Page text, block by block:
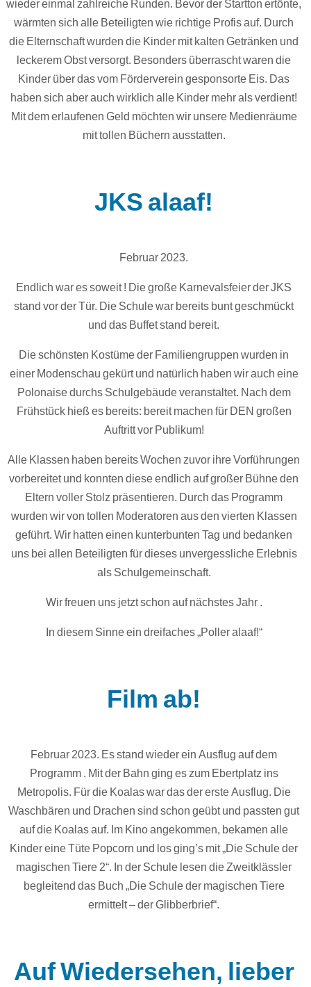
wieder einmal zahlreiche Runden. Bevor der Startton ertönte,
wärmten sich alle Beteiligten wie richtige Profis auf. Durch
die Elternschaft wurden die Kinder mit kalten Getränken und
leckerem Obst versorgt. Besonders überrascht waren die
Kinder über das vom Förderverein gesponsorte Eis. Das
haben sich aber auch wirklich alle Kinder mehr als verdient!
Mit dem erlaufenen Geld möchten wir unsere Medienräume
mit tollen Büchern ausstatten.
JKS alaaf!
Februar 2023.
Endlich war es soweit ! Die große Karnevalsfeier der JKS
stand vor der Tür. Die Schule war bereits bunt geschmückt
und das Buffet stand bereit.
Die schönsten Kostüme der Familiengruppen wurden in
einer Modenschau gekürt und natürlich haben wir auch eine
Polonaise durchs Schulgebäude veranstaltet. Nach dem
Frühstück hieß es bereits: bereit machen für DEN großen
Auftritt vor Publikum!
Alle Klassen haben bereits Wochen zuvor ihre Vorführungen
vorbereitet und konnten diese endlich auf großer Bühne den
Eltern voller Stolz präsentieren. Durch das Programm
wurden wir von tollen Moderatoren aus den vierten Klassen
geführt. Wir hatten einen kunterbunten Tag und bedanken
uns bei allen Beteiligten für dieses unvergessliche Erlebnis
als Schulgemeinschaft.
Wir freuen uns jetzt schon auf nächstes Jahr .
In diesem Sinne ein dreifaches „Poller alaaf!“
Film ab!
Februar 2023. Es stand wieder ein Ausflug auf dem
Programm . Mit der Bahn ging es zum Ebertplatz ins
Metropolis. Für die Koalas war das der erste Ausflug. Die
Waschbären und Drachen sind schon geübt und passten gut
auf die Koalas auf. Im Kino angekommen, bekamen alle
Kinder eine Tüte Popcorn und los ging’s mit „Die Schule der
magischen Tiere 2“. In der Schule lesen die Zweitklässler
begleitend das Buch „Die Schule der magischen Tiere
ermittelt – der Glibberbrief“.
Auf Wiedersehen, lieber